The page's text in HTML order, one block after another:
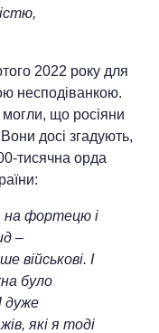
2022 року для
несподіванкою.
могли, що росіяни
досі згадують,
тисячна орда
на фортецю і
–
військові. І
було
дуже
які я тоді